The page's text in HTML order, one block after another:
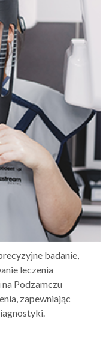
badanie,
leczenia
Podzamczu
zapewniając